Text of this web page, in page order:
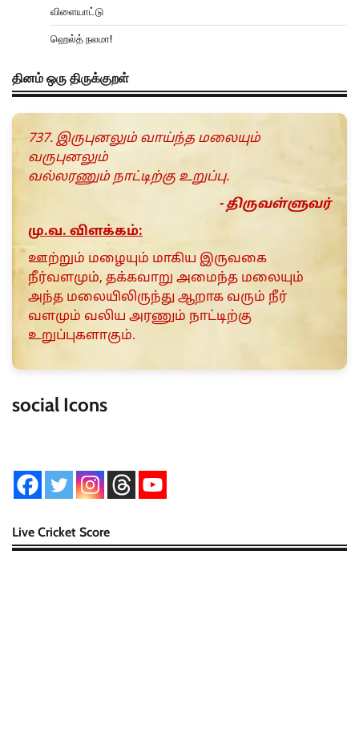
விளையாட்டு
ஹெல்த் நலமா!
தினம் ஒரு திருக்குறள்
737. இருபுனலும் வாய்ந்த மலையும்
வருபுனலும்
வல்லரணும் நாட்டிற்கு உறுப்பு.
- திருவள்ளுவர்
மு.வ. விளக்கம்:
ஊற்றும் மழையும் மாகிய இருவகை
நீர்வளமும், தக்கவாறு அமைந்த மலையும்
அந்த மலையிலிருந்து ஆறாக வரும் நீர்
வளமும் வலிய அரணும் நாட்டிற்கு
உறுப்புகளாகும்.
social Icons
Live Cricket Score